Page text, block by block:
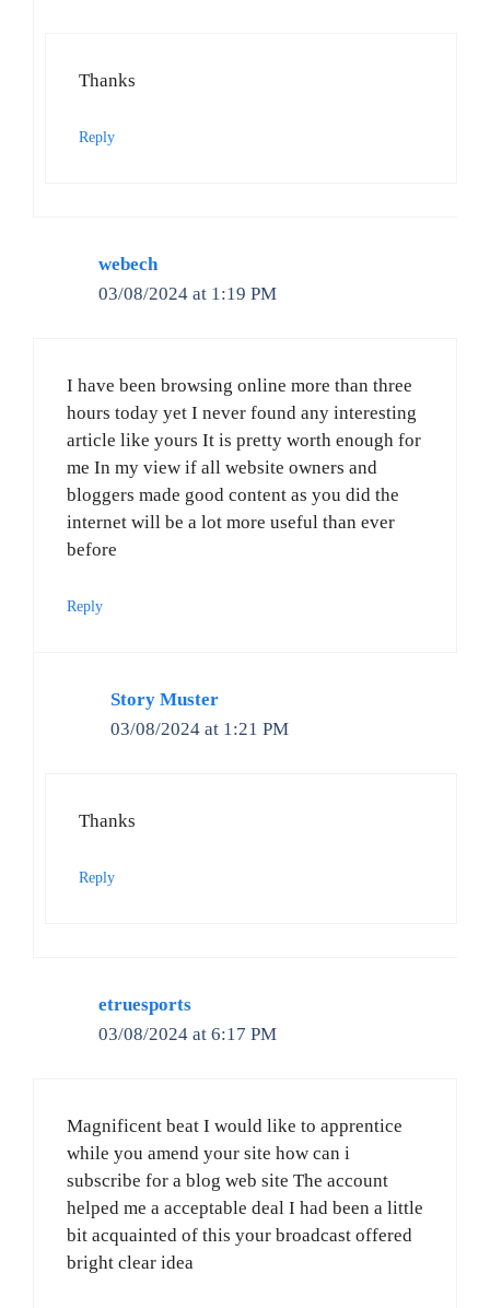
Thanks
Reply
webech
03/08/2024 at 1:19 PM
I have been browsing online more than three
hours today yet I never found any interesting
article like yours It is pretty worth enough for
me In my view if all website owners and
bloggers made good content as you did the
internet will be a lot more useful than ever
before
Reply
Story Muster
03/08/2024 at 1:21 PM
Thanks
Reply
etruesports
03/08/2024 at 6:17 PM
Magnificent beat I would like to apprentice
while you amend your site how can i
subscribe for a blog web site The account
helped me a acceptable deal I had been a little
bit acquainted of this your broadcast offered
bright clear idea